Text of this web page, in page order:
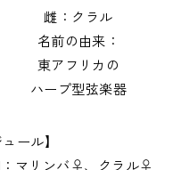
雌：クラル
名前の由来：
東アフリカの
ハープ型弦楽器
ール】
マリンバ♀、クラル♀